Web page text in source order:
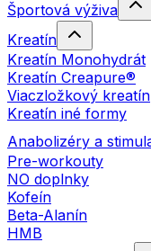
Športová výživa
Kreatín
Kreatín Monohydrát
Kreatín Creapure®
Viaczložkový kreatín
Kreatín iné formy
Anabolizéry a
Pre-workouty
NO doplnky
Kofeín
Beta-Alanín
HMB